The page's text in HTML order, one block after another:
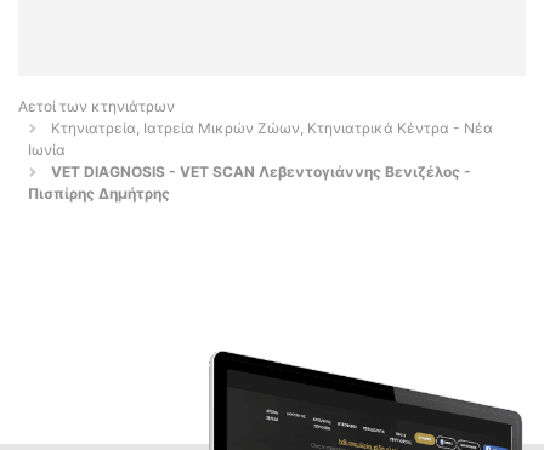
Αετοί των κτηνιάτρων
Κτηνιατρεία, Ιατρεία Μικρών Ζώων, Κτηνιατρικά Κέντρα - Νέα
Ιωνία
VET DIAGNOSIS - VET SCAN Λεβεντογιάννης Βενιζέλος -
Πισπίρης Δημήτρης